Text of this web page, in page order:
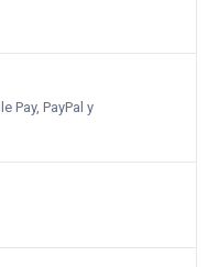
Pay, PayPal y